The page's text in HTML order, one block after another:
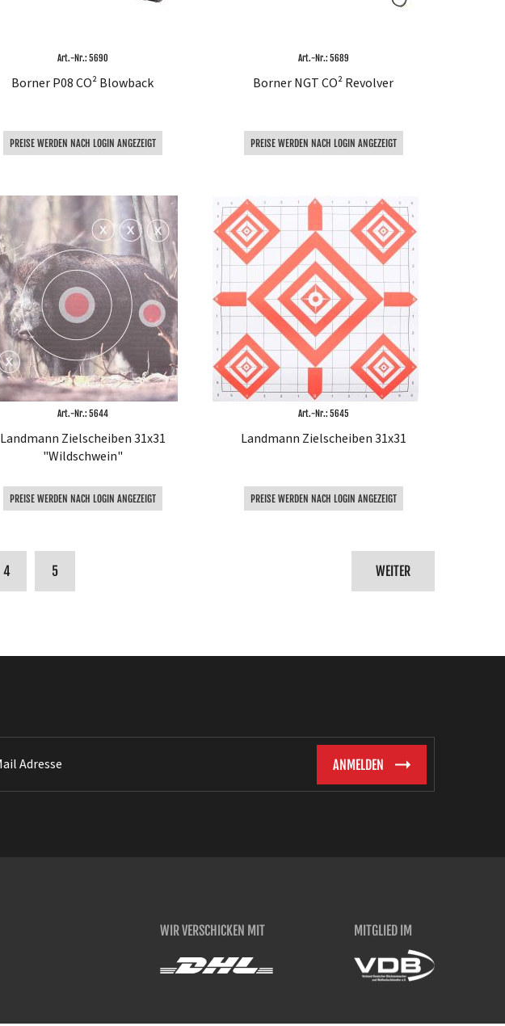
Art.-Nr.: 5690
Borner P08 CO² Blowback
PREISE WERDEN NACH LOGIN ANGEZEIGT
Art.-Nr.: 5689
Borner NGT CO² Revolver
PREISE WERDEN NACH LOGIN ANGEZEIGT
Art.-Nr.: 5644
Landmann Zielscheiben 31x31
"Wildschwein"
PREISE WERDEN NACH LOGIN ANGEZEIGT
Art.-Nr.: 5645
Landmann Zielscheiben 31x31
PREISE WERDEN NACH LOGIN ANGEZEIGT
Seite
4 Seite
5 WEITER
MITGLIED IM
WIR VERSCHICKEN MIT